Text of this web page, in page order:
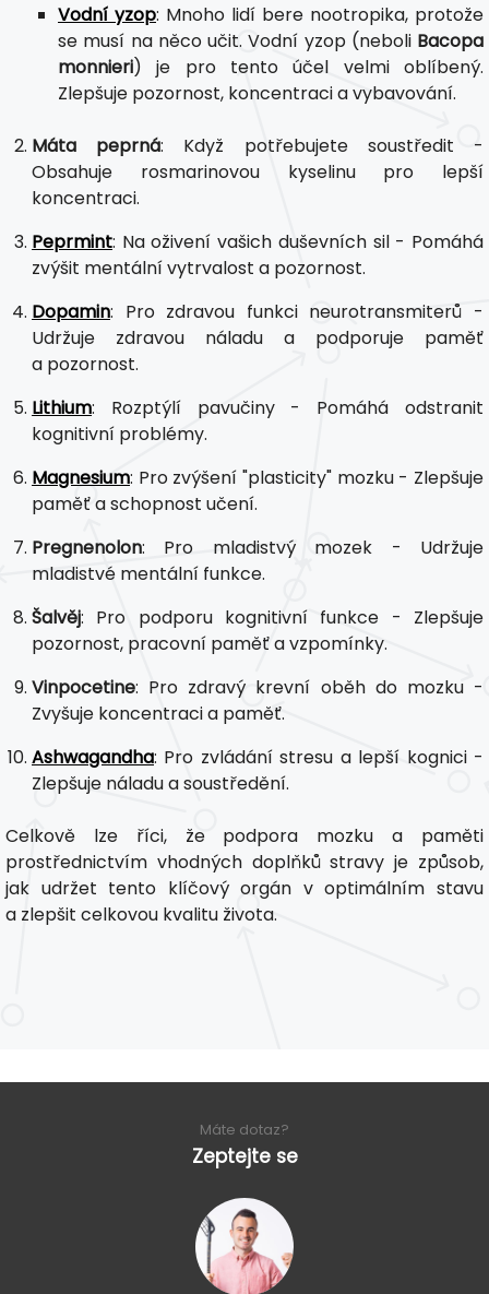
Vodní yzop: Mnoho lidí bere nootropika, protože
se musí na něco učit. Vodní yzop (neboli Bacopa
monnieri) je pro tento účel velmi oblíbený.
Zlepšuje pozornost, koncentraci a vybavování.
Máta peprná: Když potřebujete soustředit -
Obsahuje rosmarinovou kyselinu pro lepší
koncentraci.
Peprmint: Na oživení vašich duševních sil - Pomáhá
zvýšit mentální vytrvalost a pozornost.
Dopamin: Pro zdravou funkci neurotransmiterů -
Udržuje zdravou náladu a podporuje paměť
a pozornost.
Lithium: Rozptýlí pavučiny - Pomáhá odstranit
kognitivní problémy.
Magnesium: Pro zvýšení "plasticity" mozku - Zlepšuje
paměť a schopnost učení.
Pregnenolon: Pro mladistvý mozek - Udržuje
mladistvé mentální funkce.
Šalvěj: Pro podporu kognitivní funkce - Zlepšuje
pozornost, pracovní paměť a vzpomínky.
Vinpocetine: Pro zdravý krevní oběh do mozku -
Zvyšuje koncentraci a paměť.
Ashwagandha: Pro zvládání stresu a lepší kognici -
Zlepšuje náladu a soustředění.
Celkově lze říci, že podpora mozku a paměti
prostřednictvím vhodných doplňků stravy je způsob,
jak udržet tento klíčový orgán v optimálním stavu
a zlepšit celkovou kvalitu života.
Máte dotaz?
Zeptejte se